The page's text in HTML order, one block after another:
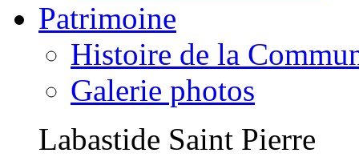
Patrimoine
Histoire de la
Galerie photos
Labastide Saint Pierre